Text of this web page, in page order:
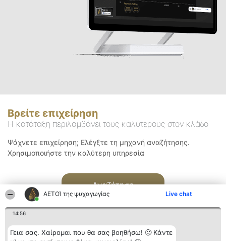
ΑΕΤΟΊ της ψυχαγωγίας Live chat
14:56
Γεια σας. Χαίρομαι που θα σας βοηθήσω! 🙂 Κάντε
Βρείτε επιχείρηση
Η κατάταξη περιλαμβάνει τους καλύτερους στον κλάδο
Ψάχνετε επιχείρηση; Ελέγξτε τη μηχανή αναζήτησης.
Χρησιμοποιήστε την καλύτερη υπηρεσία
Αναζήτηση